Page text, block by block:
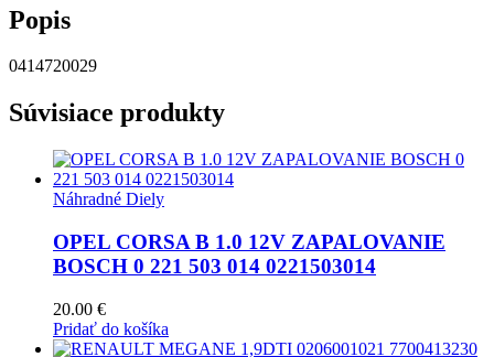
Popis
0414720029
Súvisiace produkty
Náhradné Diely
OPEL CORSA B 1.0 12V ZAPALOVANIE
BOSCH 0 221 503 014 0221503014
20.00 €
Pridať do košíka